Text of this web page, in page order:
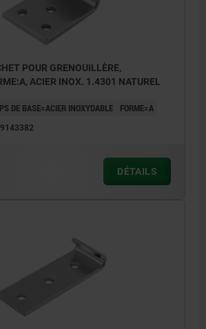
POUR GRENOUILLÈRE,
ACIER INOX. 1.4301 NATUREL
DE BASE=ACIER INOXYDABLE FORME=A
DÉTAILS